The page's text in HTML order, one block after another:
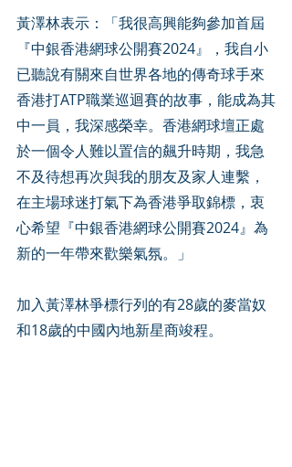
黃澤林表示：「我很高興能夠參加首屆
『中銀香港網球公開賽2024』，我自小
已聽說有關來自世界各地的傳奇球手來
香港打ATP職業巡迴賽的故事，能成為其
中一員，我深感榮幸。香港網球壇正處
於一個令人難以置信的飆升時期，我急
不及待想再次與我的朋友及家人連繫，
在主場球迷打氣下為香港爭取錦標，衷
心希望『中銀香港網球公開賽2024』為
新的一年帶來歡樂氣氛。」
加入黃澤林爭標行列的有28歲的麥當奴
和18歲的中國內地新星商竣程。